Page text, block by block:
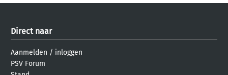
Direct naar
Aanmelden / inloggen
PSV Forum